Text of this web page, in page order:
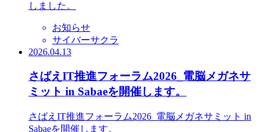
しました。
お知らせ
サイバーサクラ
2026.04.13
さばえIT推進フォーラム2026_電脳メガネサ
ミット in Sabaeを開催します。
さばえIT推進フォーラム2026_電脳メガネサミット in
Sabaeを開催します。